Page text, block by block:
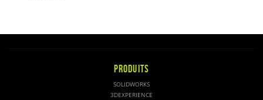
PRODUITS
SOLIDWORKS
3DEXPERIENCE